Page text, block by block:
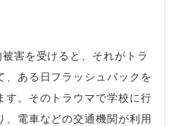
害を受けると、それがトラ
、ある日フラッシュバックを
す。そのトラウマで学校に行
、電車などの交通機関が利用